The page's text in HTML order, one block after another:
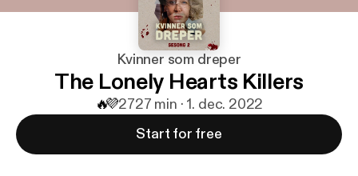
Kvinner som dreper
The Lonely Hearts Killers
🔥💜2727 min · 1. dec. 2022
Start for free